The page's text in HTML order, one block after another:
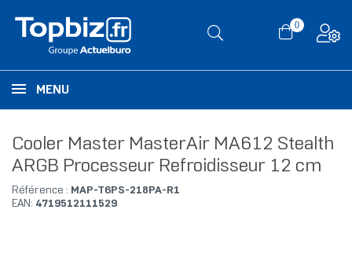
0
MENU
Cooler Master MasterAir MA612 Stealth
ARGB Processeur Refroidisseur 12 cm
Référence : MAP-T6PS-218PA-R1
EAN: 4719512111529